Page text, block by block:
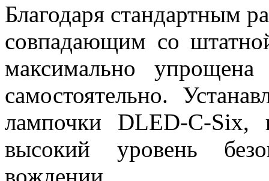
Благодаря стандартным
совпадающим со
максимально
самостоятельно.
лампочки DLED-C-Six,
высокий уровень
вождении.